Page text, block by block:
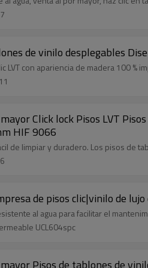
de vinilo desplegables
LVT con apariencia de madera 100 %
Click lock Pisos LVT
HIF 9066
de limpiar y duradero. Los pisos de
de pisos clic|vinilo de
al agua para facilitar el
UCL604spc
Pisos de tablones de